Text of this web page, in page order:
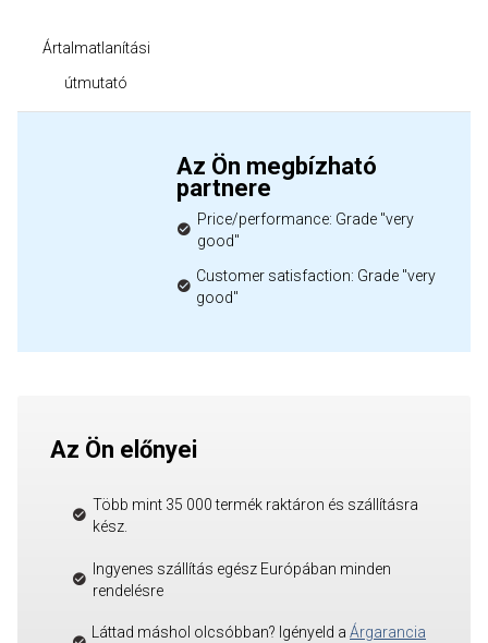
Ártalmatlanítási
útmutató
Az Ön megbízható
partnere
Price/performance: Grade "very
good"
Customer satisfaction: Grade "very
good"
Az Ön előnyei
Több mint 35 000 termék raktáron és szállításra
kész.
Ingyenes szállítás egész Európában minden
rendelésre
Láttad máshol olcsóbban? Igényeld a Árgarancia